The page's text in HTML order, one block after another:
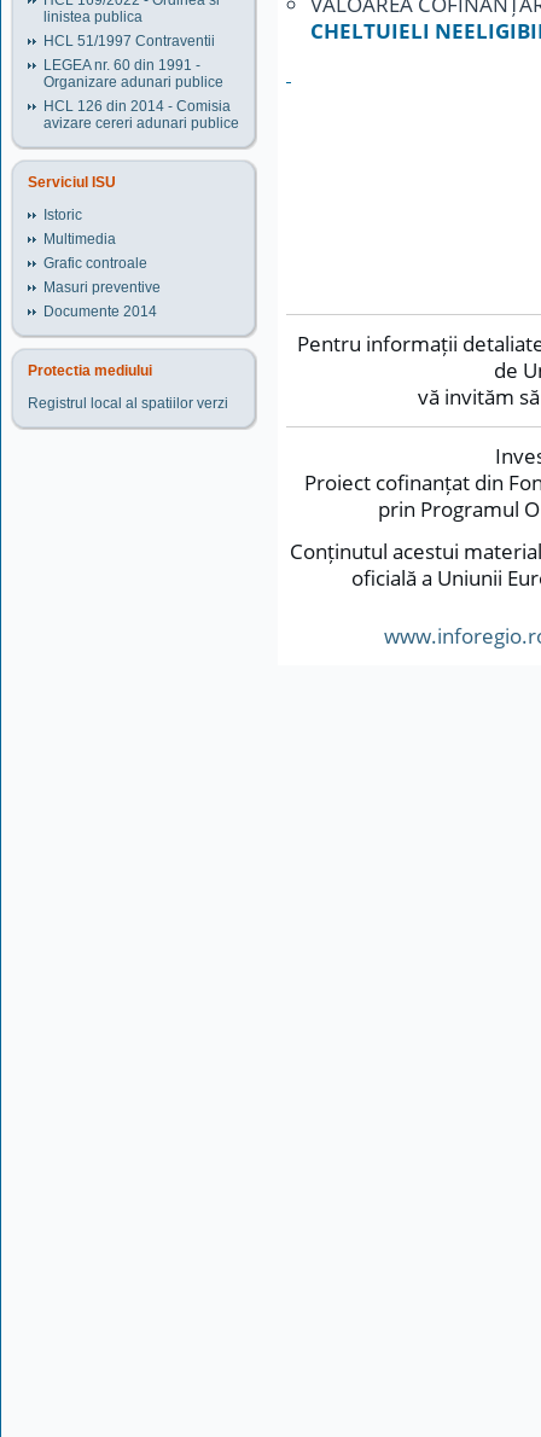
linistea publica
HCL 51/1997 Contraventii
LEGEA nr. 60 din 1991 -
Organizare adunari publice
HCL 126 din 2014 - Comisia
avizare cereri adunari publice
Serviciul ISU
Istoric
Multimedia
Grafic controale
Masuri preventive
Documente 2014
Protectia mediului
Registrul local al spatiilor verzi
CHELTUIELI
Pentru informații
de
vă invităm
Proiect cofinanțat din
prin Programul
Conținutul acestui
oficială a Uniunii